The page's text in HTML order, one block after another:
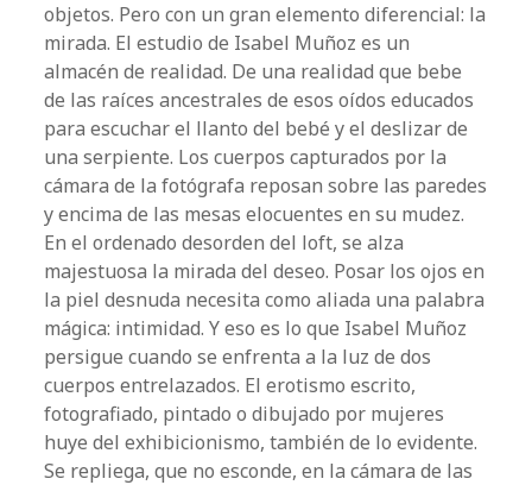
objetos. Pero con un gran elemento diferencial: la
mirada. El estudio de Isabel Muñoz es un
almacén de realidad. De una realidad que bebe
de las raíces ancestrales de esos oídos educados
para escuchar el llanto del bebé y el deslizar de
una serpiente. Los cuerpos capturados por la
cámara de la fotógrafa reposan sobre las paredes
y encima de las mesas elocuentes en su mudez.
En el ordenado desorden del loft, se alza
majestuosa la mirada del deseo. Posar los ojos en
la piel desnuda necesita como aliada una palabra
mágica: intimidad. Y eso es lo que Isabel Muñoz
persigue cuando se enfrenta a la luz de dos
cuerpos entrelazados. El erotismo escrito,
fotografiado, pintado o dibujado por mujeres
huye del exhibicionismo, también de lo evidente.
Se repliega, que no esconde, en la cámara de las